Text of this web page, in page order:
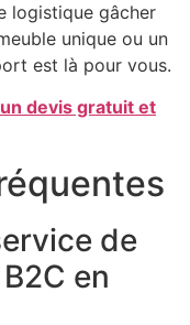
logistique gâcher
unique ou un
est là pour vous.
devis gratuit et
de
en